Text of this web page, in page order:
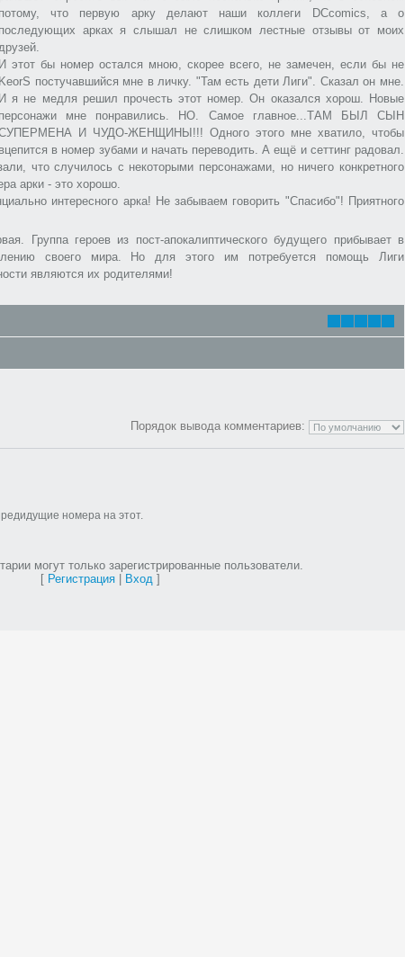
потому, что первую арку делают наши коллеги DCcomics, а о
последующих арках я слышал не слишком лестные отзывы от моих
И этот бы номер остался мною, скорее всего, не замечен, если бы не
KeorS постучавшийся мне в личку. "Там есть дети Лиги". Сказал он мне.
И я не медля решил прочесть этот номер. Он оказался хорош. Новые
персонажи мне понравились. НО. Самое главное...ТАМ БЫЛ СЫН
И ЧУДО-ЖЕНЩИНЫ!!! Одного этого мне хватило, чтобы
вцепится в номер зубами и начать переводить. А ещё и сеттинг радовал.
что случилось с некоторыми персонажами, но ничего конкретного
арки - это хорошо.
интересного арка! Не забываем говорить "Спасибо"! Приятного
Группа героев из пост-апокалиптического будущего прибывает в
своего мира. Но для этого им потребуется помощь Лиги
являются их родителями!
Порядок вывода комментариев:
номера на этот.
могут только зарегистрированные пользователи.
[ Регистрация| Вход]